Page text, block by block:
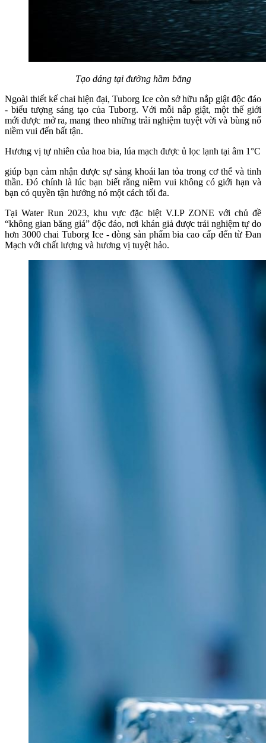
Tạo dáng tại đường hầm băng
Ngoài thiết kế chai hiện đại, Tuborg Ice còn sở hữu nắp giật độc đáo
- biểu tượng sáng tạo của Tuborg. Với mỗi nắp giật, một thế giới
mới được mở ra, mang theo những trải nghiệm tuyệt vời và bùng nổ
niềm vui đến bất tận.
Hương vị tự nhiên của hoa bia, lúa mạch được ủ lọc lạnh tại âm 1​​°C
giúp bạn cảm nhận được sự sảng khoái lan tỏa trong cơ thể và tinh
thần. Đó chính là lúc bạn biết rằng niềm vui không có giới hạn và
bạn có quyền tận hưởng nó một cách tối đa.
Tại Water Run 2023, khu vực đặc biệt V.I.P ZONE với chủ đề
“không gian băng giá” độc đáo, nơi khán giả được trải nghiệm tự do
hơn 3000 chai Tuborg Ice - dòng sản phẩm bia cao cấp đến từ Đan
Mạch với chất lượng và hương vị tuyệt hảo.